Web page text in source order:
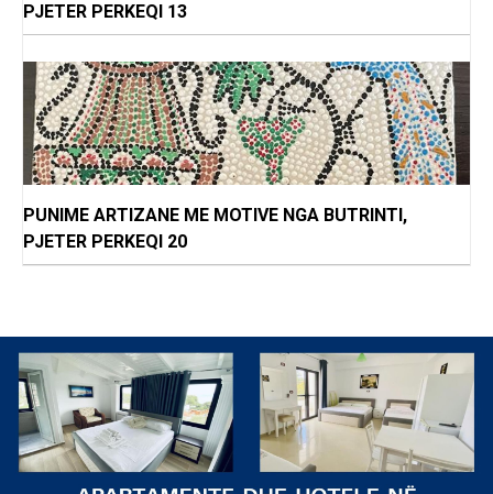
PJETER PERKEQI 13
PUNIME ARTIZANE ME MOTIVE NGA BUTRINTI,
PJETER PERKEQI 20